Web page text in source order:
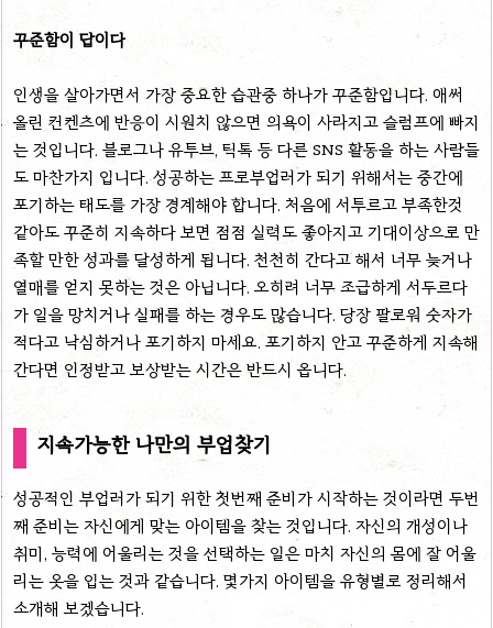
꾸준함이 답이다
인생을 살아가면서 가장 중요한 습관중 하나가 꾸준함입니다. 애써
올린 컨켄츠에 반응이 시원치 않으면 의욕이 사라지고 슬럼프에 빠지
는 것입니다. 블로그나 유투브, 틱톡 등 다른 SNS 활동을 하는 사람들
도 마찬가지 입니다. 성공하는 프로부업러가 되기 위해서는 중간에
포기하는 태도를 가장 경계해야 합니다. 처음에 서투르고 부족한것
같아도 꾸준히 지속하다 보면 점점 실력도 좋아지고 기대이상으로 만
족할 만한 성과를 달성하게 됩니다. 천천히 간다고 해서 너무 늦거나
열매를 얻지 못하는 것은 아닙니다. 오히려 너무 조급하게 서두르다
가 일을 망치거나 실패를 하는 경우도 많습니다. 당장 팔로워 숫자가
적다고 낙심하거나 포기하지 마세요. 포기하지 안고 꾸준하게 지속해
간다면 인정받고 보상받는 시간은 반드시 옵니다.
지속가능한 나만의 부업찾기
성공적인 부업러가 되기 위한 첫번째 준비가 시작하는 것이라면 두번
째 준비는 자신에게 맞는 아이템을 찾는 것입니다. 자신의 개성이나
취미, 능력에 어울리는 것을 선택하는 일은 마치 자신의 몸에 잘 어울
리는 옷을 입는 것과 같습니다. 몇가지 아이템을 유형별로 정리해서
소개해 보겠습니다.